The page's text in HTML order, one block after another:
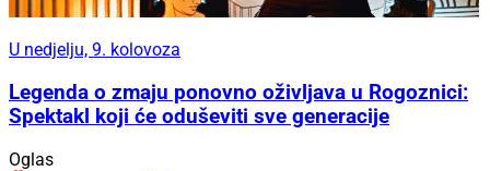
U nedjelju, 9. kolovoza
Legenda o zmaju ponovno oživljava u Rogoznici:
Spektakl koji će oduševiti sve generacije
Oglas